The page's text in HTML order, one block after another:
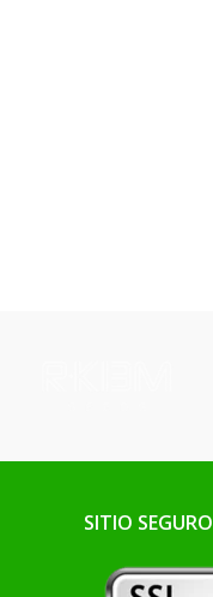
SITIO SEGURO